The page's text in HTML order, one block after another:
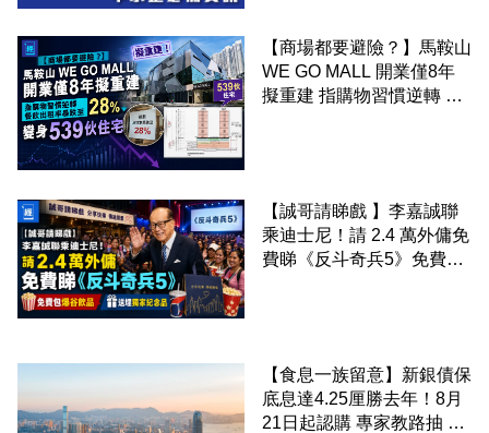
【商場都要避險？】馬鞍山
WE GO MALL 開業僅8年
擬重建 指購物習慣逆轉 餐
【誠哥請睇戲 】李嘉誠聯
乘迪士尼！請 2.4 萬外傭免
費睇《反斗奇兵5》免費包
【食息一族留意】新銀債保
底息達4.25厘勝去年！8月
21日起認購 專家教路抽 20